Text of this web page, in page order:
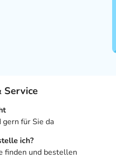
Service
für Sie da
ich?
finden und bestellen